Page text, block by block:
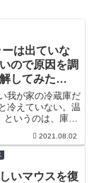
は出ていな
ので原因を調
してみた
373K
我が家の冷蔵庫だ
冷えていない。温
というのは、庫内
のカバーを取って
2021.08.02
いマウスを復